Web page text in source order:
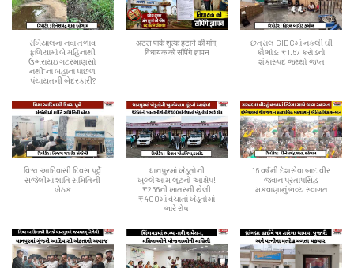
રખિયાલના નવા તળાવ
ફળિયામાં બે મહિનાથી
ઉભરાયઇ ગટરમાણસો
નથી”ના બહાના પાછળ
પંચાયતની બેદરકારી?
अटल पार्क शुल्क हटाने की मांग,
विधायक को सौंपेंगे ज्ञापन
છત્રાલ GIDCમાં નકલી ઘી
કૌભાંડ: ₹1.67 કરોડનો
શંકાસ્પદ જથ્થો જપ્ત
વિશ્વ આદિવાસી દિવસ પૂર્વે
સંજેલીમાં શાંતિ સમિતિની
બેઠક
ધાનપુરમાં ખેડૂતોની
ખુલ્લેઆમ લૂંટનો આક્ષેપ!
₹266ની ખાતરની થેલી
₹400માં વેચાતાં ખેડૂતોમાં
ભારે રોષ
16 વર્ષની દેશસેવા બાદ વીર
જવાન પ્રતાપસિંહ
મકવાણાનું ભવ્ય સ્વાગત